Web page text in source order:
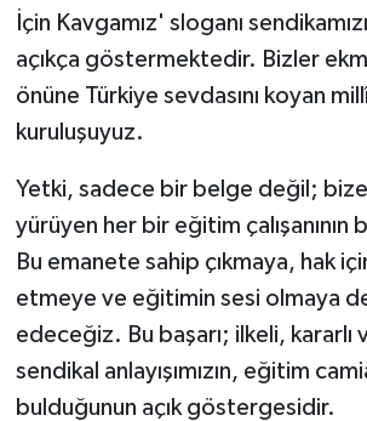
İçin Kavgamız' sloganı
açıkça göstermektedir. Bizler
önüne Türkiye sevdasını koyan
kuruluşuyuz.
Yetki, sadece bir belge değil;
yürüyen her bir eğitim çalışanının
Bu emanete sahip çıkmaya, hak
etmeye ve eğitimin sesi olmaya
edeceğiz. Bu başarı; ilkeli, kararlı
sendikal anlayışımızın, eğitim
bulduğunun açık göstergesidir.